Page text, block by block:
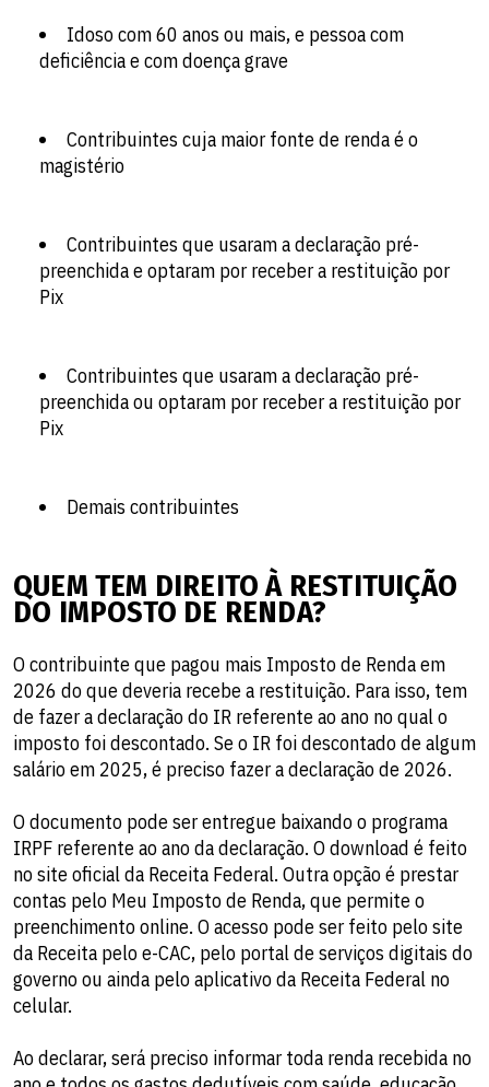
Idoso com 60 anos ou mais, e pessoa com
deficiência e com doença grave
Contribuintes cuja maior fonte de renda é o
magistério
Contribuintes que usaram a declaração pré-
preenchida e optaram por receber a restituição por
Pix
Contribuintes que usaram a declaração pré-
preenchida ou optaram por receber a restituição por
Pix
Demais contribuintes
QUEM TEM DIREITO À RESTITUIÇÃO
DO IMPOSTO DE RENDA?
O contribuinte que pagou mais Imposto de Renda em
2026 do que deveria recebe a restituição. Para isso, tem
de fazer a declaração do IR referente ao ano no qual o
imposto foi descontado. Se o IR foi descontado de algum
salário em 2025, é preciso fazer a declaração de 2026.
O documento pode ser entregue baixando o programa
IRPF referente ao ano da declaração. O download é feito
no site oficial da Receita Federal. Outra opção é prestar
contas pelo Meu Imposto de Renda, que permite o
preenchimento online. O acesso pode ser feito pelo site
da Receita pelo e-CAC, pelo portal de serviços digitais do
governo ou ainda pelo aplicativo da Receita Federal no
celular.
Ao declarar, será preciso informar toda renda recebida no